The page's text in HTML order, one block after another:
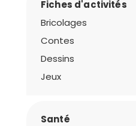
Fiches d'activités
Bricolages
Contes
Dessins
Jeux
Santé